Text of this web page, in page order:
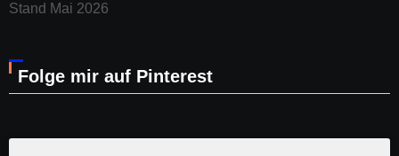
Stand Mai 2026
Folge mir auf Pinterest